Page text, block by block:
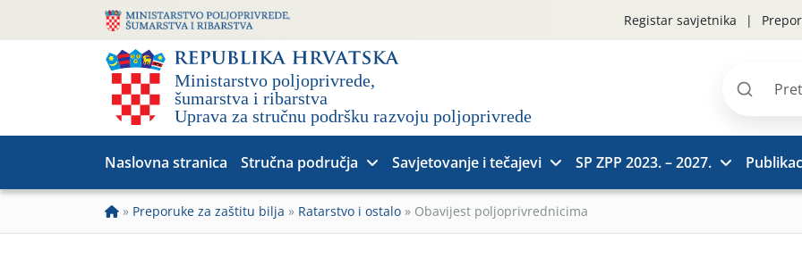
Registar savjetnika
Pretraži
Naslovna stranica Stručna područja Savjetovanje i tečajevi SP ZPP 2023. – 2027.
» Preporuke za zaštitu bilja » Ratarstvo i ostalo » Obavijest poljoprivrednicima